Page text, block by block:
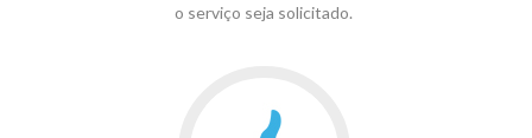
o serviço seja solicitado.